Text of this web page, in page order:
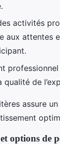
activités
aux attentes
qualité de
assure
options de